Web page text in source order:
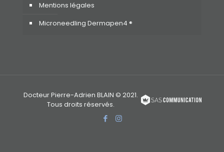
Mentions légales
Microneedling Dermapen4 ®
Docteur Pierre-Adrien BLAIN © 2021.
Tous droits réservés.